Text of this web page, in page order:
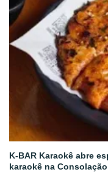
K-BAR Karaokê abre
karaokê na Consolação